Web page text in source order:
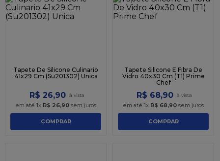
Tapete De Silicone Culinario
41x29 Cm (Su201302) Unica
R$ 26,90
em até 1x R$ 26,90 sem juros
COMPRAR
Tapete Silicone E Fibra De
Vidro 40x30 Cm (T1) Prime
Chef
R$ 68,90
em até 1x R$ 68,90 sem juros
COMPRAR
9º
caixa kraft
10º chocolate